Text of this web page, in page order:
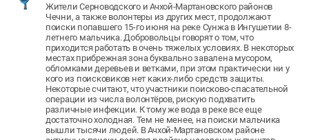
Жители Серноводского и Ачхой-Мартановского районов
Чечни, а также волонтеры из других мест, продолжают
поиски попавшего 15-го июня на реке Сунжа в Ингушетии 8-
летнего мальчика. Добровольцы говорят о том, что
приходится работать в очень тяжелых условиях. В некоторых
местах прибрежная зона буквально завалена мусором,
обломками деревьев и ветками, при этом практически ни у
кого из поисковиков нет каких-либо средств защиты.
Некоторые считают, что участники поисково-спасательной
операции из числа волонтёров, рискую подхватить
различные инфекции. К тому же вода в реке все еще
достаточно холодная. Тем не менее, на поиски мальчика
вышли тысячи людей. В Ачхой-Мартановском районе